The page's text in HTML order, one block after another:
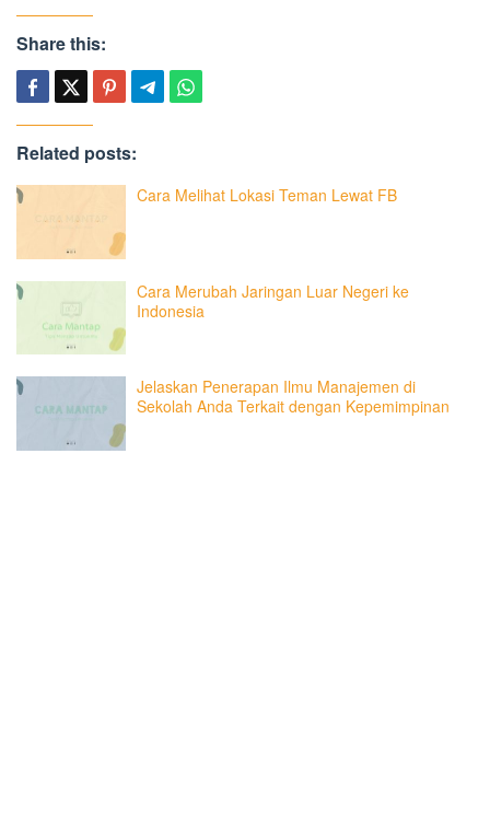
Share this:
Related posts:
Cara Melihat Lokasi Teman Lewat FB
Cara Merubah Jaringan Luar Negeri ke
Indonesia
Jelaskan Penerapan Ilmu Manajemen di
Sekolah Anda Terkait dengan Kepemimpinan